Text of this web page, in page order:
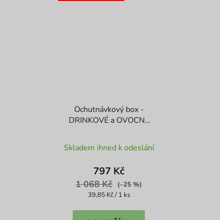
Ochutnávkový box -
DRINKOVÉ a OVOCNÉ
hodnocení
produktu
je
4,3
Skladem ihned k odeslání
797 Kč
1 068 Kč
(–25 %)
Měrná
39,85 Kč / 1 ks